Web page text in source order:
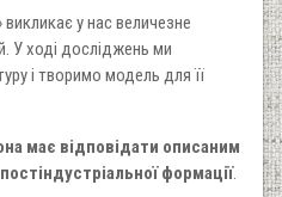
викликає у нас величезне
У ході досліджень ми
і творимо модель для її
має відповідати описаним
формації.